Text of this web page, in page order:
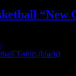
“New